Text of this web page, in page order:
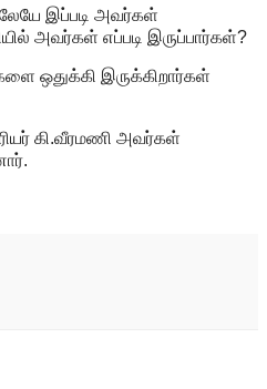
இப்படி அவர்கள்
அவர்கள் எப்படி இருப்பார்கள்?
ஒதுக்கி இருக்கிறார்கள்
கி.வீரமணி அவர்கள்